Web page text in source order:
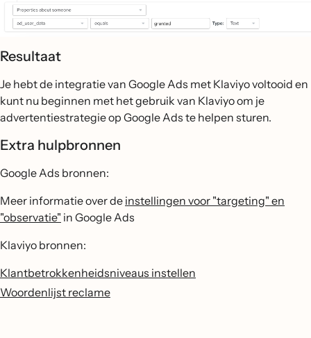
Resultaat
Je hebt de integratie van Google Ads met Klaviyo voltooid en
kunt nu beginnen met het gebruik van Klaviyo om je
advertentiestrategie op Google Ads te helpen sturen.
Extra hulpbronnen
Google Ads bronnen:
Meer informatie over de instellingen voor "targeting" en
"observatie" in Google Ads
Klaviyo bronnen:
Klantbetrokkenheidsniveaus instellen
Woordenlijst reclame